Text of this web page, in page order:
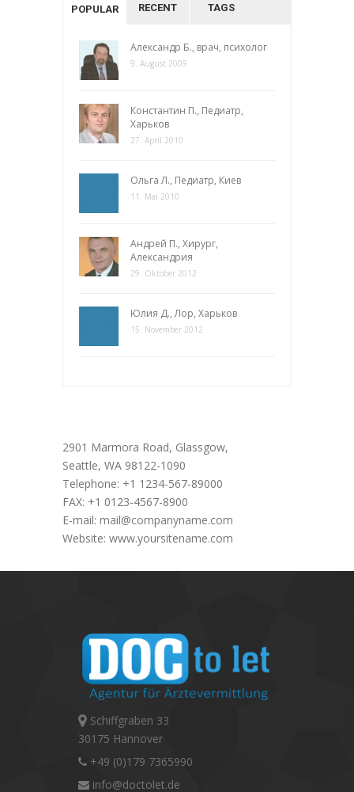
POPULAR RECENT TAGS
Александр Б., врач, психолог
9. August 2009
Константин П., Педиатр,
Харьков
27. April 2010
Ольга Л., Педиатр, Киев
11. Mai 2010
Андрей П., Хирург,
Александрия
29. Oktober 2012
Юлия Д., Лор, Харьков
15. November 2012
2901 Marmora Road, Glassgow,
Seattle, WA 98122-1090
Telephone: +1 1234-567-89000
FAX: +1 0123-4567-8900
E-mail: mail@companyname.com
Website: www.yoursitename.com
Schiffgraben 33
30175 Hannover
+49 (0)179 7365990
info@doctolet.de